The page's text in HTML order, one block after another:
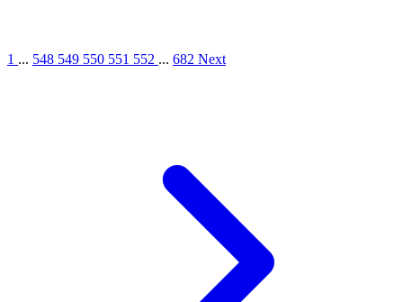
1 ... 548 549 550 551 552 ... 682 Next